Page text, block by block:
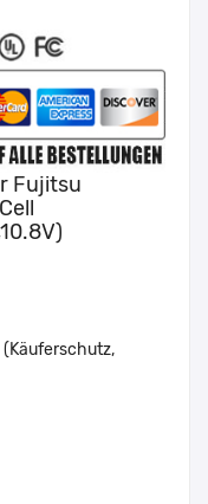
Fujitsu
(Käuferschutz,